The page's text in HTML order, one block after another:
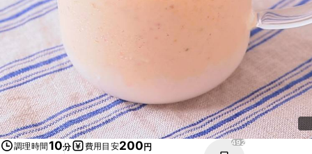
調理時間10分 費用目安200円 492